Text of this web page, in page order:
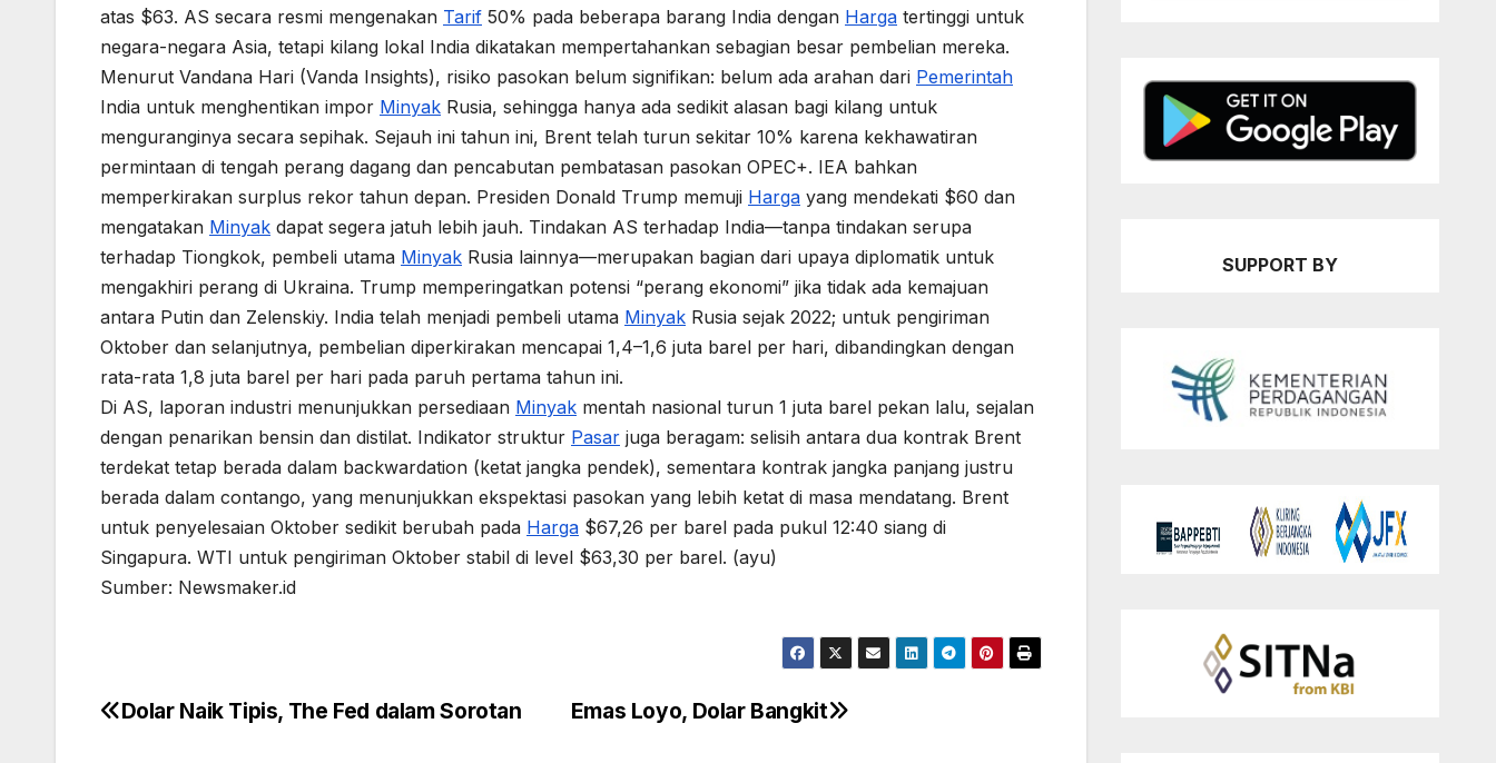
atas $63. AS secara resmi mengenakan Tarif 50% pada beberapa barang India dengan Harga tertinggi untuk
negara-negara Asia, tetapi kilang lokal India dikatakan mempertahankan sebagian besar pembelian mereka.
Menurut Vandana Hari (Vanda Insights), risiko pasokan belum signifikan: belum ada arahan dari Pemerintah
India untuk menghentikan impor Minyak Rusia, sehingga hanya ada sedikit alasan bagi kilang untuk
menguranginya secara sepihak. Sejauh ini tahun ini, Brent telah turun sekitar 10% karena kekhawatiran
permintaan di tengah perang dagang dan pencabutan pembatasan pasokan OPEC+. IEA bahkan
memperkirakan surplus rekor tahun depan. Presiden Donald Trump memuji Harga yang mendekati $60 dan
mengatakan Minyak dapat segera jatuh lebih jauh. Tindakan AS terhadap India—tanpa tindakan serupa
terhadap Tiongkok, pembeli utama Minyak Rusia lainnya—merupakan bagian dari upaya diplomatik untuk
mengakhiri perang di Ukraina. Trump memperingatkan potensi “perang ekonomi” jika tidak ada kemajuan
antara Putin dan Zelenskiy. India telah menjadi pembeli utama Minyak Rusia sejak 2022; untuk pengiriman
Oktober dan selanjutnya, pembelian diperkirakan mencapai 1,4–1,6 juta barel per hari, dibandingkan dengan
rata-rata 1,8 juta barel per hari pada paruh pertama tahun ini.
Di AS, laporan industri menunjukkan persediaan Minyak mentah nasional turun 1 juta barel pekan lalu, sejalan
dengan penarikan bensin dan distilat. Indikator struktur Pasar juga beragam: selisih antara dua kontrak Brent
terdekat tetap berada dalam backwardation (ketat jangka pendek), sementara kontrak jangka panjang justru
berada dalam contango, yang menunjukkan ekspektasi pasokan yang lebih ketat di masa mendatang. Brent
untuk penyelesaian Oktober sedikit berubah pada Harga $67,26 per barel pada pukul 12:40 siang di
Singapura. WTI untuk pengiriman Oktober stabil di level $63,30 per barel. (ayu)
Sumber: Newsmaker.id
Post
Emas Loyo, Dolar Bangkit
Dolar Naik Tipis, The Fed dalam Sorotan
SUPPORT BY